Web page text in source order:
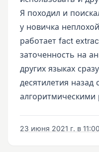
Я походил и
у новичка
работает fact
заточенность на
других языках
десятилетия назад
алгоритмическими
23 июня 2021 г. в 11:00